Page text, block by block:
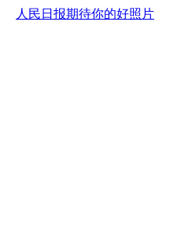
人民日报期待你的好照片